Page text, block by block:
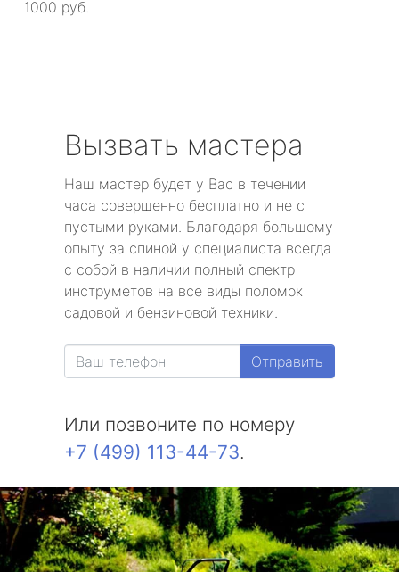
1000 руб.
Вызвать мастера
Наш мастер будет у Вас в течении
часа совершенно бесплатно и не с
пустыми руками. Благодаря большому
опыту за спиной у специалиста всегда
с собой в наличии полный спектр
инструметов на все виды поломок
садовой и бензиновой техники.
Отправить
Или позвоните по номеру
+7 (499) 113-44-73.